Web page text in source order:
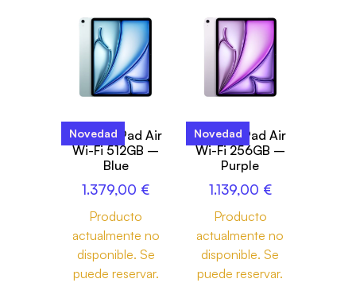
Novedad
13-inch iPad Air
Wi-Fi 512GB –
Blue
1.379,00 €
Producto
actualmente no
disponible. Se
puede reservar.
Novedad
13-inch iPad Air
Wi-Fi 256GB –
Purple
1.139,00 €
Producto
actualmente no
disponible. Se
puede reservar.